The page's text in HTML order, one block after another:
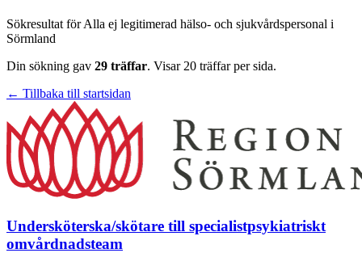
Sökresultat förAlla ej legitimerad hälso- och sjukvårdspersonal i
Sörmland
Din sökning gav 29 träffar. Visar 20 träffar per sida.
← Tillbaka till startsidan
Undersköterska/skötare till specialistpsykiatriskt
omvårdnadsteam